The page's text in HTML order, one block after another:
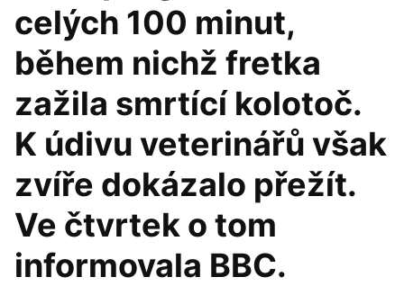
celých 100 minut,
během nichž fretka
zažila smrtící kolotoč.
K údivu veterinářů však
zvíře dokázalo přežít.
Ve čtvrtek o tom
informovala BBC.